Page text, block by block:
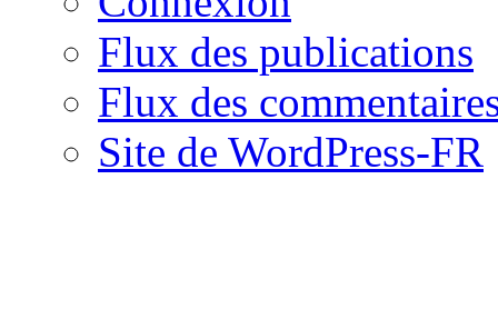
Flux des publications
Flux des
Site de WordPress-FR